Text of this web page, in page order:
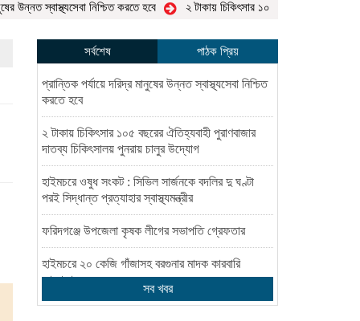
উন্নত স্বাস্থ্যসেবা নিশ্চিত করতে হবে ২ টাকায় চিকিৎসার ১০৫ বছরের ঐতিহ্যবাহী
সর্বশেষ পাঠক প্রিয়
প্রান্তিক পর্যায়ে দরিদ্র মানুষের উন্নত স্বাস্থ্যসেবা নিশ্চিত
করতে হবে
২ টাকায় চিকিৎসার ১০৫ বছরের ঐতিহ্যবাহী পুরাণবাজার
দাতব্য চিকিৎসালয় পুনরায় চালুর উদ্যোগ
হাইমচরে ওষুধ সংকট : সিভিল সার্জনকে বদলির দু ঘণ্টা
পরই সিদ্ধান্ত প্রত্যাহার স্বাস্থ্যমন্ত্রীর
ফরিদগঞ্জে উপজেলা কৃষক লীগের সভাপতি গ্রেফতার
হাইমচরে ২০ কেজি গাঁজাসহ বরগুনার মাদক কারবারি
গ্রেপ্তার
সব খবর